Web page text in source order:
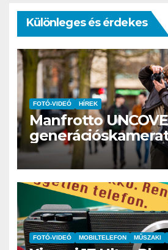
Különleges és érdekes
FOTÓ-VIDEÓ HÍREK
Manfrotto
érkeznek a
FOTÓ-VIDEÓ MOBILTELEFON MŰSZAKI